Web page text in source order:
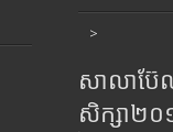
>
សាលាប៊ែ
សិក្សា២